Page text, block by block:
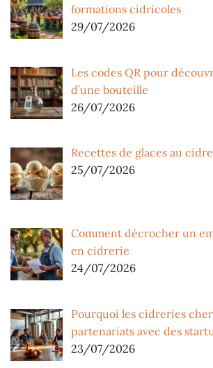
formations cidricoles
29/07/2026
Les codes QR pour
d’une bouteille
26/07/2026
Recettes de glaces au cidre
25/07/2026
Comment décrocher un
en cidrerie
24/07/2026
Pourquoi les cidreries
partenariats avec des
23/07/2026